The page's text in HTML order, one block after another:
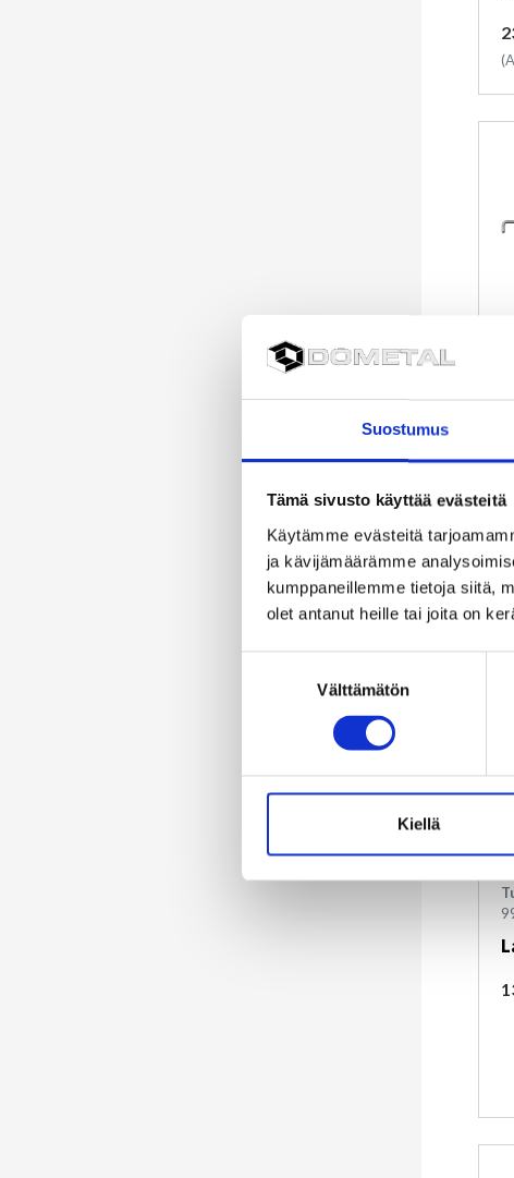
Suostumus
Tämä sivusto käyttää evästeitä
Käytämme evästeitä
ja kävijämäärämme
kumppaneillemme tietoja siitä,
olet antanut heille tai joita on
Välttämätön
Kiellä